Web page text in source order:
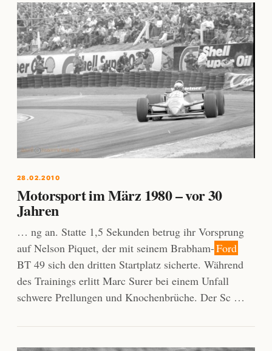
28.02.2010
Motorsport im März 1980 – vor 30
Jahren
… ng an. Statte 1,5 Sekunden betrug ihr Vorsprung
auf Nelson Piquet, der mit seinem Brabham-Ford
BT 49 sich den dritten Startplatz sicherte. Während
des Trainings erlitt Marc Surer bei einem Unfall
schwere Prellungen und Knochenbrüche. Der Sc …